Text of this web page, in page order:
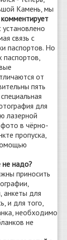
Камень, мы
комментирует
установлено
связь с
паспортов. Но
паспортов,
от
пять
для
лазерной
в чёрно-
пропуска,
не надо?
приносить
анкеты для
и для того,
необходимо
не